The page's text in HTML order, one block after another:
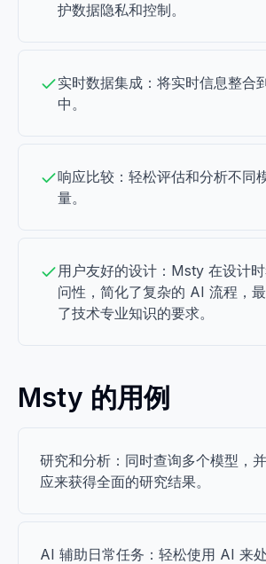
护数据隐私和控制。
实时数据集成：将实时信息整合
中。
响应比较：轻松评估和分析不同
量。
用户友好的设计：Msty 在设计
问性，简化了复杂的 AI 流程，
了技术专业知识的要求。
Msty 的用例
研究和分析：同时查询多个模型，
应来获得全面的研究结果。
AI 辅助日常任务：轻松使用 AI 来